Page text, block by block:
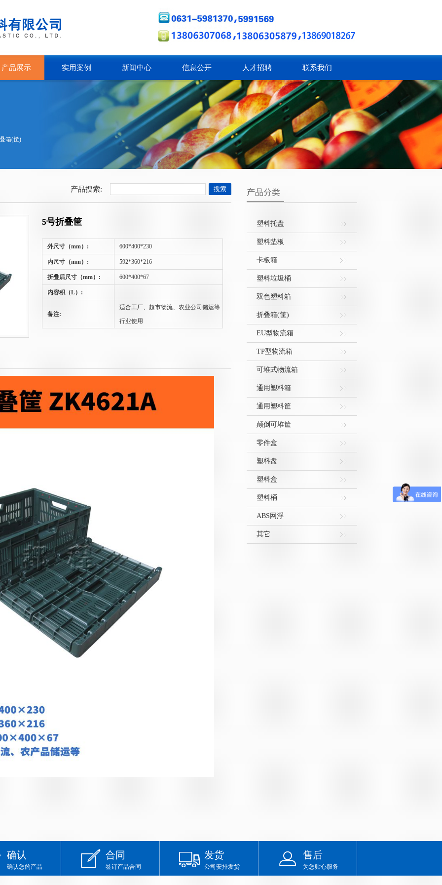
产品展示 实用案例 新闻中心 信息公开 人才招聘 联系我们
箱(筐)
产品搜索:
5号折叠筐
外尺寸（mm）: 600*400*230
内尺寸（mm）: 592*360*216
折叠后尺寸（mm）: 600*400*67
内容积（L）:
备注:
适合工厂、超市物流、农业公司储运等
行业使用
产品分类
塑料托盘
塑料垫板
卡板箱
塑料垃圾桶
双色塑料箱
折叠箱(筐)
EU型物流箱
TP型物流箱
可堆式物流箱
通用塑料箱
通用塑料筐
颠倒可堆筐
零件盒
塑料盘
塑料盒
塑料桶
ABS网浮
其它
确认
确认您的产品
合同
签订产品合同
发货
公司安排发货
售后
为您贴心服务